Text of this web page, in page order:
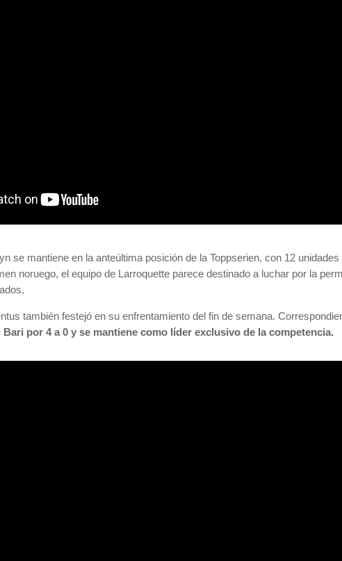
se mantiene en la anteúltima posición de la Toppserien, con 12
noruego, el equipo de Larroquette parece destinado a luchar por la
también festejó en su enfrentamiento del fin de semana.
por 4 a 0 y se mantiene como líder exclusivo de la competencia.